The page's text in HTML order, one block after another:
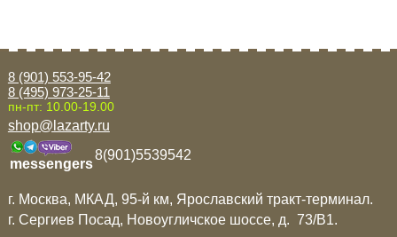
8 (901) 553-95-42
8 (495) 973-25-11
пн-пт: 10.00-19.00
shop@lazarty.ru
messengers
8(901)5539542
г. Москва, МКАД, 95-й км, Ярославский тракт-терминал.
г. Сергиев Посад, Новоугличское шоссе, д. 73/B1.